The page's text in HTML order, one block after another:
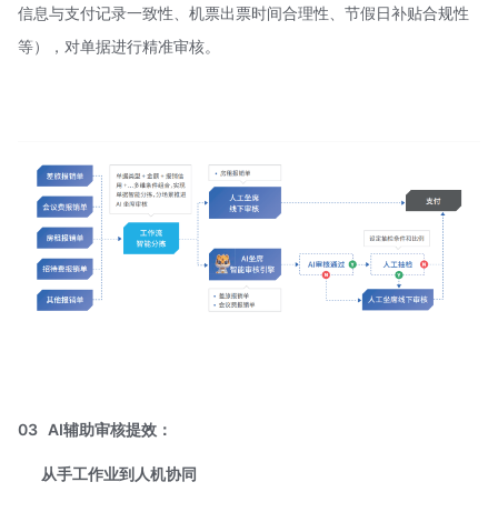
信息与支付记录一致性、机票出票时间合理性、节假日补贴合规性
等），对单据进行精准审核。
03 AI辅助审核提效：
从手工作业到人机协同